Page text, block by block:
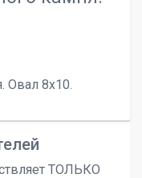
Овал 8х10.
ТОЛЬКО